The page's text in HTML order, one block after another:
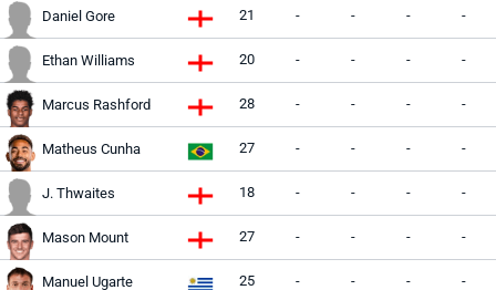
Daniel Gore 21 - - - -
Ethan Williams 20 - - - -
Marcus Rashford 28 - - - -
Matheus Cunha 27 - - - -
J. Thwaites 18 - - - -
Mason Mount 27 - - - -
Manuel Ugarte 25 - - - -